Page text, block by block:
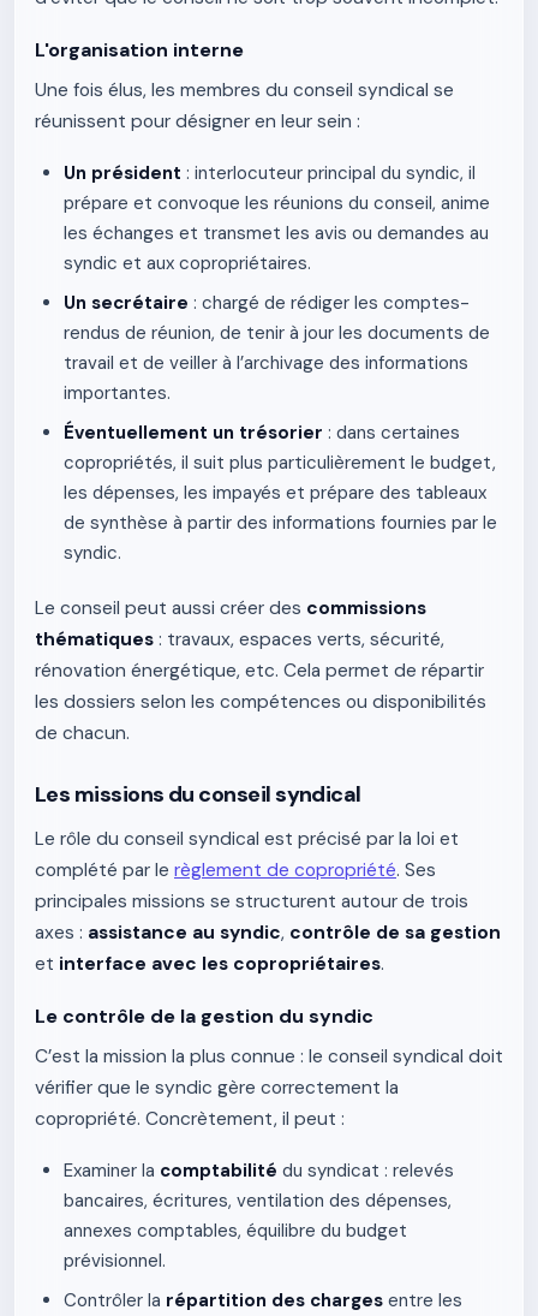
L'organisation interne
Une fois élus, les membres du conseil syndical se
réunissent pour désigner en leur sein :
Un président : interlocuteur principal du syndic, il
prépare et convoque les réunions du conseil, anime
les échanges et transmet les avis ou demandes au
syndic et aux copropriétaires.
Un secrétaire : chargé de rédiger les comptes-
rendus de réunion, de tenir à jour les documents de
travail et de veiller à l’archivage des informations
importantes.
Éventuellement un trésorier : dans certaines
copropriétés, il suit plus particulièrement le budget,
les dépenses, les impayés et prépare des tableaux
de synthèse à partir des informations fournies par le
syndic.
Le conseil peut aussi créer des commissions
thématiques : travaux, espaces verts, sécurité,
rénovation énergétique, etc. Cela permet de répartir
les dossiers selon les compétences ou disponibilités
de chacun.
Les missions du conseil syndical
Le rôle du conseil syndical est précisé par la loi et
complété par le règlement de copropriété. Ses
principales missions se structurent autour de trois
axes : assistance au syndic, contrôle de sa gestion
et interface avec les copropriétaires.
Le contrôle de la gestion du syndic
C’est la mission la plus connue : le conseil syndical doit
vérifier que le syndic gère correctement la
copropriété. Concrètement, il peut :
Examiner la comptabilité du syndicat : relevés
bancaires, écritures, ventilation des dépenses,
annexes comptables, équilibre du budget
prévisionnel.
Contrôler la répartition des charges entre les